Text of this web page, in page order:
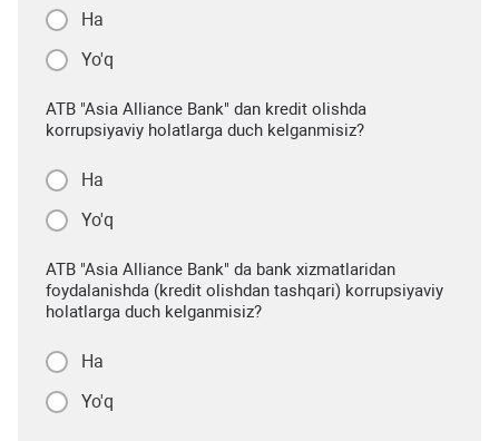
Ha
Yo'q
ATB "Asia Alliance Bank" dan kredit olishda
korrupsiyaviy holatlarga duch kelganmisiz?
Ha
Yo'q
ATB "Asia Alliance Bank" da bank xizmatlaridan
foydalanishda (kredit olishdan tashqari) korrupsiyaviy
holatlarga duch kelganmisiz?
Ha
Yo'q